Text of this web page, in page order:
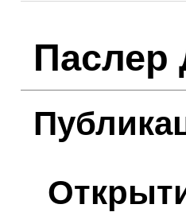
Паслер